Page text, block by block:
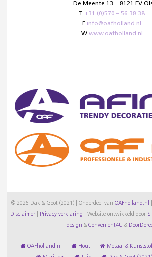
De Meente 13
8121 EV
T +31 (0)570 – 56 38 38
E info@oafholland.nl
W www.oafholland.nl
© 2026 Dak & Goot (2021) | Onderdeel van OAFholland.nl
Disclaimer Privacy verklaring Website ontwikkeld door
design & Convenient4U &
OAFholland.nl Hout Metaal & Kunststof